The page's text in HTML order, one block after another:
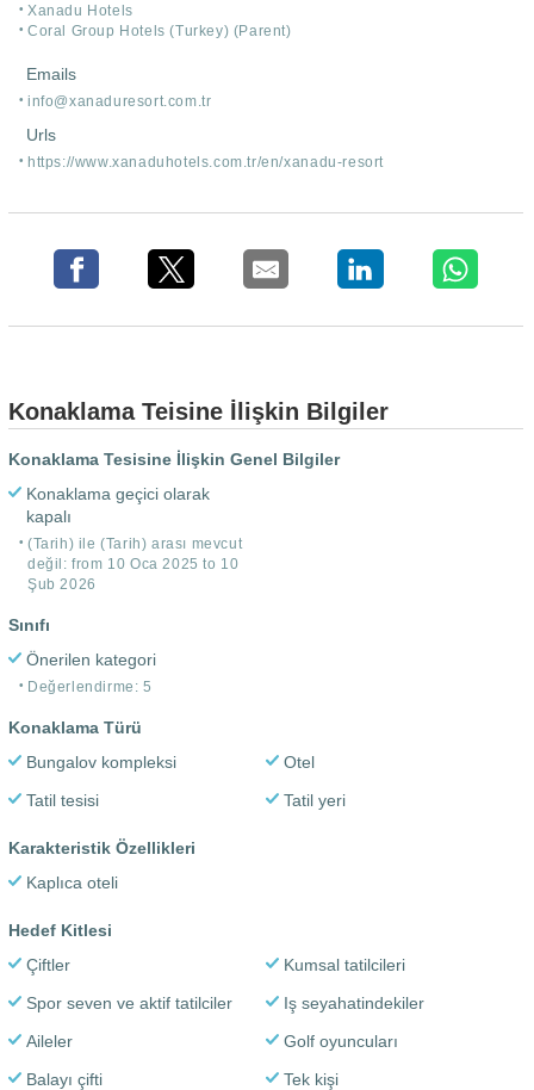
Xanadu Hotels
Coral Group Hotels (Turkey) (Parent)
Emails
info@xanaduresort.com.tr
Urls
https://www.xanaduhotels.com.tr/en/xanadu-resort
Konaklama Teisine İlişkin Bilgiler
Konaklama Tesisine İlişkin Genel Bilgiler
Konaklama geçici olarak
kapalı
(Tarih) ile (Tarih) arası mevcut
değil: from 10 Oca 2025 to 10
Şub 2026
Sınıfı
Önerilen kategori
Değerlendirme: 5
Konaklama Türü
Bungalov kompleksi
Otel
Tatil tesisi
Tatil yeri
Karakteristik Özellikleri
Kaplıca oteli
Hedef Kitlesi
Çiftler
Kumsal tatilcileri
Spor seven ve aktif tatilciler
Iş seyahatindekiler
Aileler
Golf oyuncuları
Balayı çifti
Tek kişi